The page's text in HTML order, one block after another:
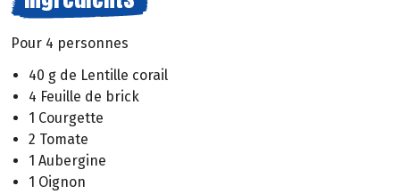
Pour 4 personnes
40 g de Lentille corail
4 Feuille de brick
1 Courgette
2 Tomate
1 Aubergine
1 Oignon